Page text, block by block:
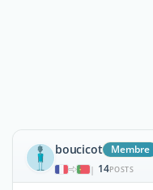
boucicot Membre
| 14POSTS